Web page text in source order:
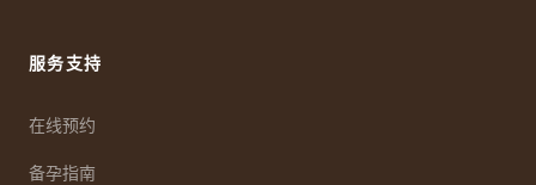
服务支持
在线预约
备孕指南